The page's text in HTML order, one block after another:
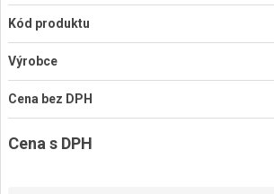
Kód produktu
Výrobce
Cena bez DPH
Cena s DPH